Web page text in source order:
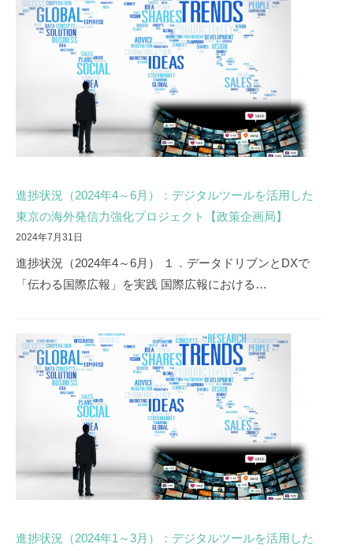
進捗状況（2024年4～6月）：デジタルツールを活用した
東京の海外発信力強化プロジェクト【政策企画局】
2024年7月31日
進捗状況（2024年4～6月） １．データドリブンとDXで
「伝わる国際広報」を実践 国際広報における…
進捗状況（2024年1～3月）：デジタルツールを活用した